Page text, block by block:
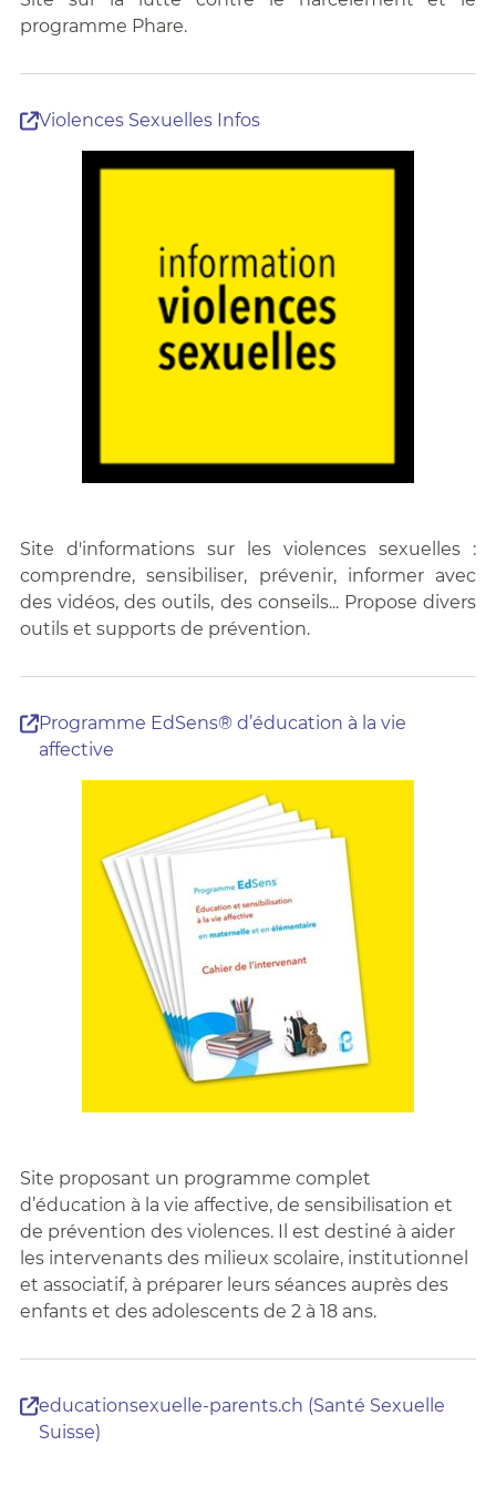
programme Phare.
Violences Sexuelles Infos
Site d'informations sur les violences sexuelles :
comprendre, sensibiliser, prévenir, informer avec
des vidéos, des outils, des conseils... Propose divers
outils et supports de prévention.
Programme EdSens® d’éducation à la vie
affective
Site proposant un programme complet
d’éducation à la vie affective, de sensibilisation et
de prévention des violences. Il est destiné à aider
les intervenants des milieux scolaire, institutionnel
et associatif, à préparer leurs séances auprès des
enfants et des adolescents de 2 à 18 ans.
educationsexuelle-parents.ch (Santé Sexuelle
Suisse)